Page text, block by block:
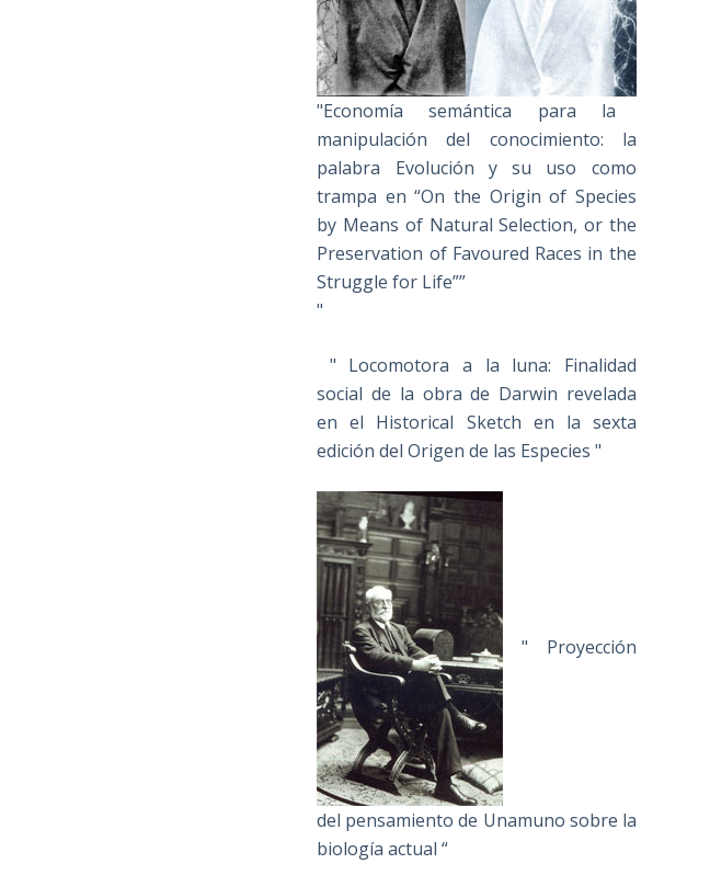
"Economía semántica para la
manipulación del conocimiento: la
palabra Evolución y su uso como
trampa en “On the Origin of Species
by Means of Natural Selection, or the
Preservation of Favoured Races in the
Struggle for Life””
"
" Locomotora a la luna: Finalidad
social de la obra de Darwin revelada
en el Historical Sketch en la sexta
edición del Origen de las Especies "
" Proyección
del pensamiento de Unamuno sobre la
biología actual “